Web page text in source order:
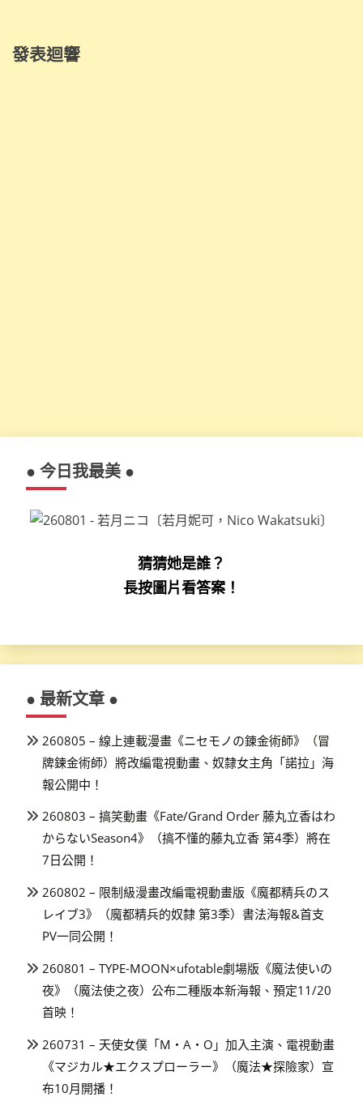
發表迴響
● 今日我最美 ●
猜猜她是誰？
長按圖片看答案！
● 最新文章 ●
260805 – 線上連載漫畫《ニセモノの錬金術師》（冒
牌鍊金術師）將改編電視動畫、奴隸女主角「諾拉」海
報公開中！
260803 – 搞笑動畫《Fate/Grand Order 藤丸立香はわ
からないSeason4》（搞不懂的藤丸立香 第4季）將在
7日公開！
260802 – 限制級漫畫改編電視動畫版《魔都精兵のス
レイブ3》（魔都精兵的奴隸 第3季）書法海報&首支
PV一同公開！
260801 – TYPE-MOON×ufotable劇場版《魔法使いの
夜》（魔法使之夜）公布二種版本新海報、預定11/20
首映！
260731 – 天使女僕「M・A・O」加入主演、電視動畫
《マジカル★エクスプローラー》（魔法★探險家）宣
布10月開播！